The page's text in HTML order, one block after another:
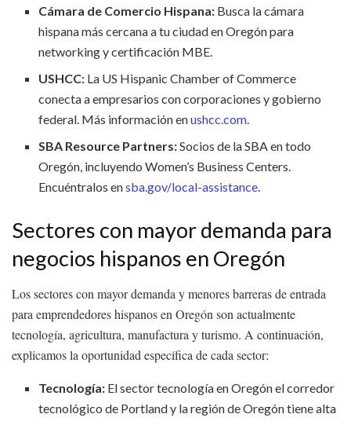
Cámara de Comercio Hispana: Busca la cámara
hispana más cercana a tu ciudad en Oregón para
networking y certificación MBE.
USHCC: La US Hispanic Chamber of Commerce
conecta a empresarios con corporaciones y gobierno
federal. Más información enushcc.com.
SBA Resource Partners:Socios de la SBA en todo
Oregón, incluyendo Women’s Business Centers.
Encuéntralos ensba.gov/local-assistance.
Sectores con mayor demanda para
negocios hispanos en Oregón
Los sectores con mayor demanda y menores barreras de entrada
para emprendedores hispanos en Oregón son actualmente
tecnología, agricultura, manufactura y turismo. A continuación,
explicamos la oportunidad específica de cada sector:
Tecnología: El sector tecnología en Oregón el corredor
tecnológico de Portland y la región de Oregón tiene alta